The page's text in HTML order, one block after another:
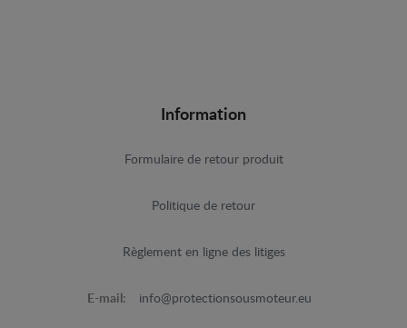
Information
Formulaire de retour produit
Politique de retour
Règlement en ligne des litiges
E-mail: info@protectionsousmoteur.eu